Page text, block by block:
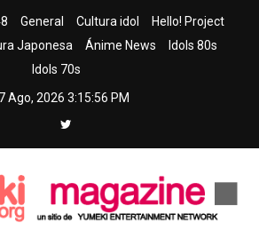
General Cultura idol
Hello! Project
Japonesa Ánime News
Idols 80s
Idols 70s
Ago, 2026 3:15:58 PM